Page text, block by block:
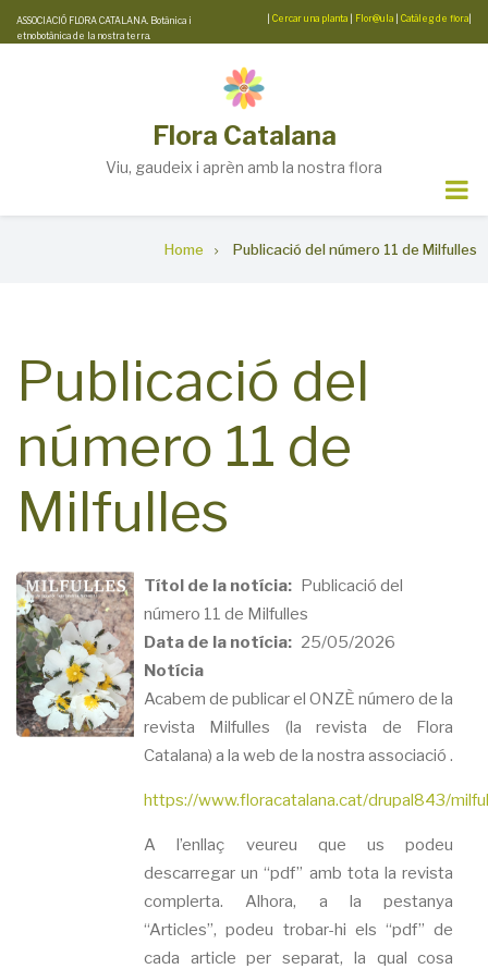
Skip
to
ASSOCIACIÓ FLORA CATALANA. Botànica i
etnobotànica de la nostra terra.
Cercar una planta Flor@ula Catàleg de flora
Flora Catalana
Viu, gaudeix i aprèn amb la nostra flora
Home Publicació del número 11 de Milfulles
Publicació del
número 11 de
Milfulles
Títol de la notícia
Publicació del
número 11 de Milfulles
Data de la notícia
25/05/2026
Notícia
Acabem de publicar el ONZÈ número de la
revista Milfulles (la revista de Flora
Catalana) a la web de la nostra associació .
https://www.floracatalana.cat/drupal843/
A l’enllaç veureu que us podeu
descarregar un “pdf” amb tota la revista
complerta. Alhora, a la pestanya
“Articles”, podeu trobar-hi els “pdf” de
cada article per separat, la qual cosa